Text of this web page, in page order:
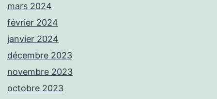
mars 2024
février 2024
janvier 2024
décembre 2023
novembre 2023
octobre 2023